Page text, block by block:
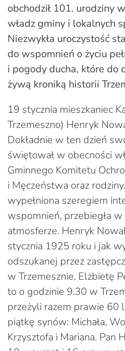
obchodził 101. urodziny
władz gminy i lokalnych
Niezwykła uroczystość
do wspomnień o życiu
i pogody ducha, które do
żywą kroniką historii
19 stycznia mieszkaniec
Trzemeszno) Henryk
Dokładnie w ten dzień
świętował w obecności
Gminnego Komitetu
i Męczeństwa oraz
wypełniona szeregiem
wspomnień, przebiegła w
atmosferze. Henryk
stycznia 1925 roku i jak
odszukanej przez
w Trzemesznie, Elżbietę
to o godzinie 9.30 w
przeżyli razem prawie 60
piątkę synów: Michała,
Krzysztofa i Mariana. Pan